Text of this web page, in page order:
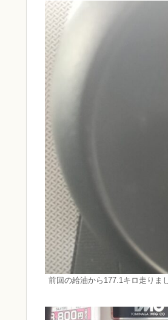
前回の給油から177.1キロ走りま